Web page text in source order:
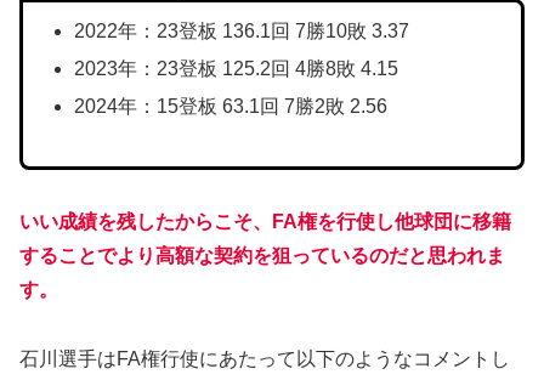
2022年：23登板 136.1回 7勝10敗 3.37
2023年：23登板 125.2回 4勝8敗 4.15
2024年：15登板 63.1回 7勝2敗 2.56
いい成績を残したからこそ、FA権を行使し他球団に移籍
することでより高額な契約を狙っているのだと思われま
す。
石川選手はFA権行使にあたって以下のようなコメントし